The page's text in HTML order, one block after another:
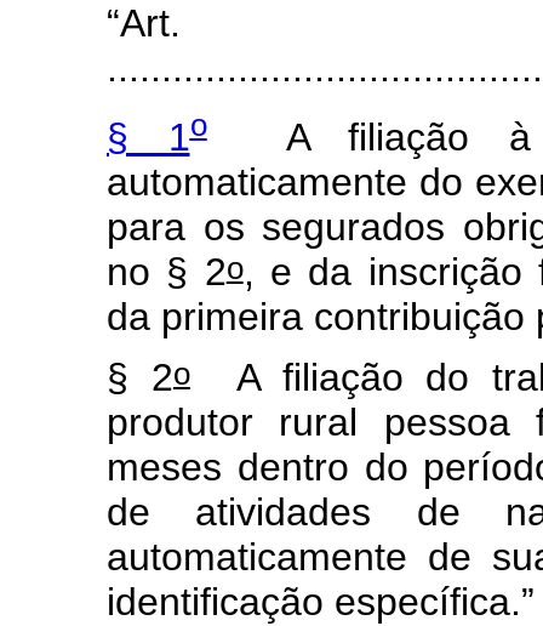
§ 1oA filiação à
automaticamente do
para os segurados
no § 2o, e da inscrição
da primeira
§ 2oA filiação do
produtor rural
meses dentro do
de atividades de
automaticamente de
identificação